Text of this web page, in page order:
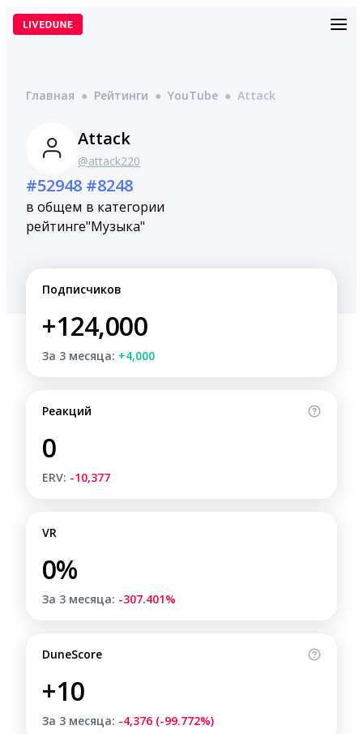
Перейти
Главная ● Рейтинги ● YouTube ● Attack
Attack
@attack220
#52948
в общем
рейтинге
#8248
в категории
"Музыка"
Подписчиков
+124,000
За 3 месяца: +4,000
Реакций
0
ERV: -10,377
VR
0%
За 3 месяца: -307.401%
DuneScore
+10
За 3 месяца: -4,376 (-99.772%)